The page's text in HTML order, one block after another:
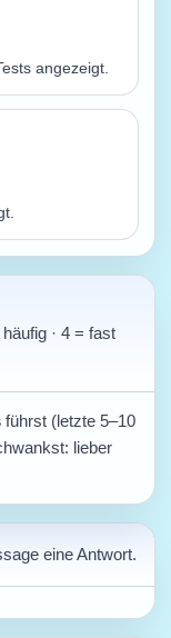
angezeigt.
· 4 = fast
führst (letzte 5–10
lieber
eine Antwort.